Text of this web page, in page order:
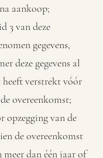
aankoop;
3 van deze
gegevens,
deze gegevens al
heeft verstrekt vóór
overeenkomst;
opzegging van de
de overeenkomst
meer dan één jaar of